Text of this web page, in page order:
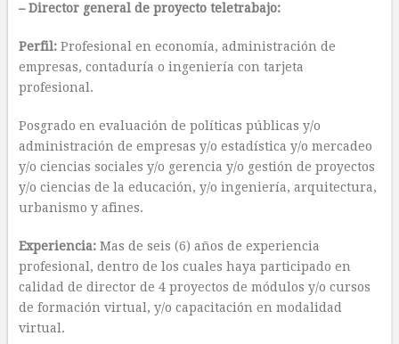
– Director general de proyecto teletrabajo:
Perfil: Profesional en economía, administración de
empresas, contaduría o ingeniería con tarjeta
profesional.
Posgrado en evaluación de políticas públicas y/o
administración de empresas y/o estadística y/o mercadeo
y/o ciencias sociales y/o gerencia y/o gestión de proyectos
y/o ciencias de la educación, y/o ingeniería, arquitectura,
urbanismo y afines.
Experiencia:Mas de seis (6) años de experiencia
profesional, dentro de los cuales haya participado en
calidad de director de 4 proyectos de módulos y/o cursos
de formación virtual, y/o capacitación en modalidad
virtual.